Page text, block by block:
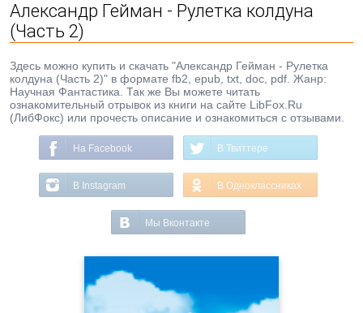
Александр Гейман - Рулетка колдуна
(Часть 2)
Здесь можно купить и скачать "Александр Гейман - Рулетка
колдуна (Часть 2)" в формате fb2, epub, txt, doc, pdf. Жанр:
Научная Фантастика. Так же Вы можете читать
ознакомительный отрывок из книги на сайте LibFox.Ru
(ЛибФокс) или прочесть описание и ознакомиться с отзывами.
На Facebook В Твиттере
В Instagram В Одноклассниках
Мы Вконтакте